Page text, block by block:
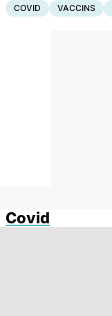
COVID VACCINS
Covid